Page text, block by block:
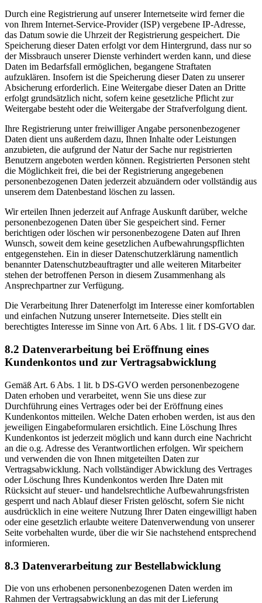
Durch eine Registrierung auf unserer Internetseite wird ferner die
von Ihrem Internet-Service-Provider (ISP) vergebene IP-Adresse,
das Datum sowie die Uhrzeit der Registrierung gespeichert. Die
Speicherung dieser Daten erfolgt vor dem Hintergrund, dass nur so
der Missbrauch unserer Dienste verhindert werden kann, und diese
Daten im Bedarfsfall ermöglichen, begangene Straftaten
aufzuklären. Insofern ist die Speicherung dieser Daten zu unserer
Absicherung erforderlich. Eine Weitergabe dieser Daten an Dritte
erfolgt grundsätzlich nicht, sofern keine gesetzliche Pflicht zur
Weitergabe besteht oder die Weitergabe der Strafverfolgung dient.
Ihre Registrierung unter freiwilliger Angabe personenbezogener
Daten dient uns außerdem dazu, Ihnen Inhalte oder Leistungen
anzubieten, die aufgrund der Natur der Sache nur registrierten
Benutzern angeboten werden können. Registrierten Personen steht
die Möglichkeit frei, die bei der Registrierung angegebenen
personenbezogenen Daten jederzeit abzuändern oder vollständig aus
unserem dem Datenbestand löschen zu lassen.
Wir erteilen Ihnen jederzeit auf Anfrage Auskunft darüber, welche
personenbezogenen Daten über Sie gespeichert sind. Ferner
berichtigen oder löschen wir personenbezogene Daten auf Ihren
Wunsch, soweit dem keine gesetzlichen Aufbewahrungspflichten
entgegenstehen. Ein in dieser Datenschutzerklärung namentlich
benannter Datenschutzbeauftragter und alle weiteren Mitarbeiter
stehen der betroffenen Person in diesem Zusammenhang als
Ansprechpartner zur Verfügung.
Die Verarbeitung Ihrer Datenerfolgt im Interesse einer komfortablen
und einfachen Nutzung unserer Internetseite. Dies stellt ein
berechtigtes Interesse im Sinne von Art. 6 Abs. 1 lit. f DS-GVO dar.
8.2 Datenverarbeitung bei Eröffnung eines
Kundenkontos und zur Vertragsabwicklung
Gemäß Art. 6 Abs. 1 lit. b DS-GVO werden personenbezogene
Daten erhoben und verarbeitet, wenn Sie uns diese zur
Durchführung eines Vertrages oder bei der Eröffnung eines
Kundenkontos mitteilen. Welche Daten erhoben werden, ist aus den
jeweiligen Eingabeformularen ersichtlich. Eine Löschung Ihres
Kundenkontos ist jederzeit möglich und kann durch eine Nachricht
an die o.g. Adresse des Verantwortlichen erfolgen. Wir speichern
und verwenden die von Ihnen mitgeteilten Daten zur
Vertragsabwicklung. Nach vollständiger Abwicklung des Vertrages
oder Löschung Ihres Kundenkontos werden Ihre Daten mit
Rücksicht auf steuer- und handelsrechtliche Aufbewahrungsfristen
gesperrt und nach Ablauf dieser Fristen gelöscht, sofern Sie nicht
ausdrücklich in eine weitere Nutzung Ihrer Daten eingewilligt haben
oder eine gesetzlich erlaubte weitere Datenverwendung von unserer
Seite vorbehalten wurde, über die wir Sie nachstehend entsprechend
informieren.
8.3 Datenverarbeitung zur Bestellabwicklung
Die von uns erhobenen personenbezogenen Daten werden im
Rahmen der Vertragsabwicklung an das mit der Lieferung